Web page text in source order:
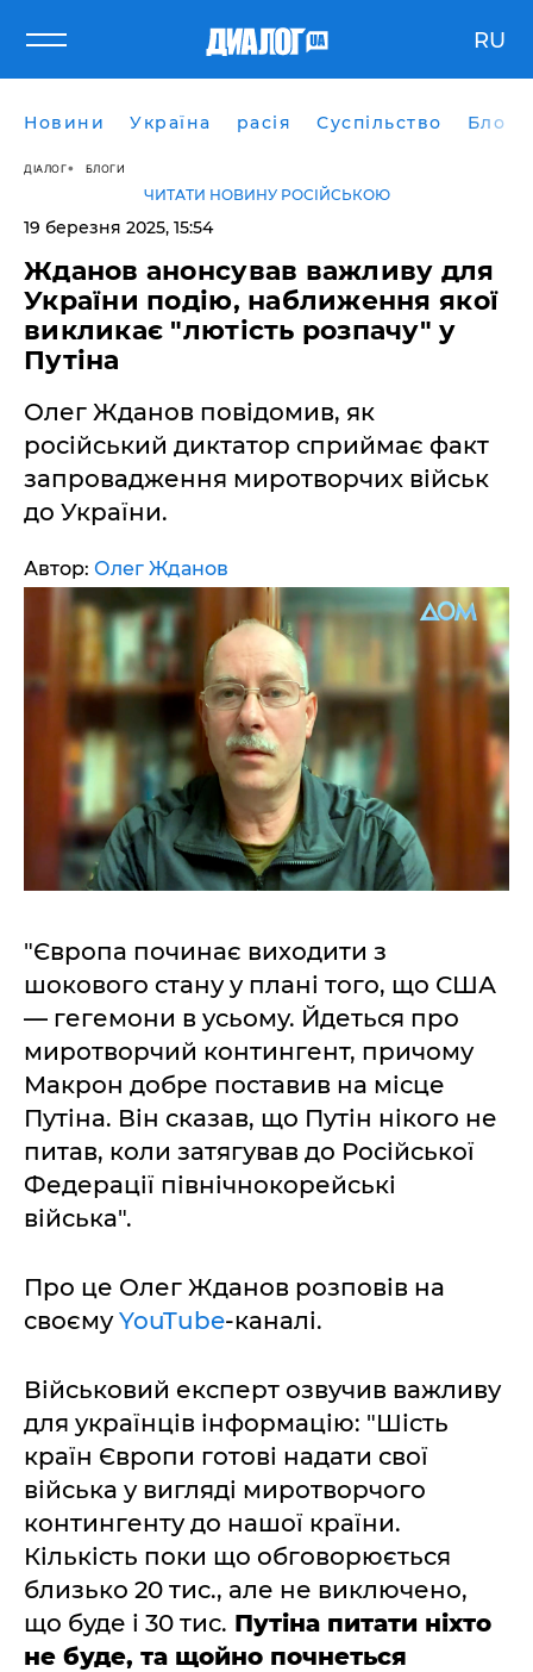
RU
Новини Україна расія Суспільство Блоги
ДІАЛОГ БЛОГИ
ЧИТАТИ НОВИНУ РОСІЙСЬКОЮ
19 березня 2025, 15:54
Жданов анонсував важливу для
України подію, наближення якої
викликає "лютість розпачу" у
Путіна
Олег Жданов повідомив, як
російський диктатор сприймає факт
запровадження миротворчих військ
до України.
Автор: Олег Жданов
"Європа починає виходити з
шокового стану у плані того, що США
— гегемони в усьому. Йдеться про
миротворчий контингент, причому
Макрон добре поставив на місце
Путіна. Він сказав, що Путін нікого не
питав, коли затягував до Російської
Федерації північнокорейські
війська".
Про це Олег Жданов розповів на
своємуYouTube-каналі.
Військовий експерт озвучив важливу
для українців інформацію: "Шість
країн Європи готові надати свої
війська у вигляді миротворчого
контингенту до нашої країни.
Кількість поки що обговорюється
близько 20 тис., але не виключено,
що буде і 30 тис. Путіна питати ніхто
не буде, та щойно почнеться